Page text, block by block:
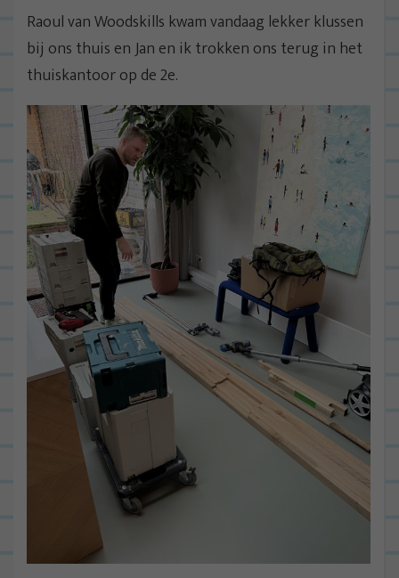
Raoul van Woodskills kwam vandaag lekker klussen
bij ons thuis en Jan en ik trokken ons terug in het
thuiskantoor op de 2e.